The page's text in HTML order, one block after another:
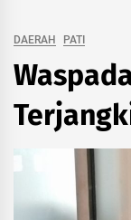
DAERAH PATI